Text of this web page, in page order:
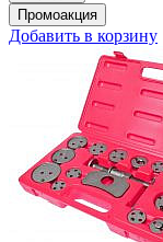
Добавить в корзину